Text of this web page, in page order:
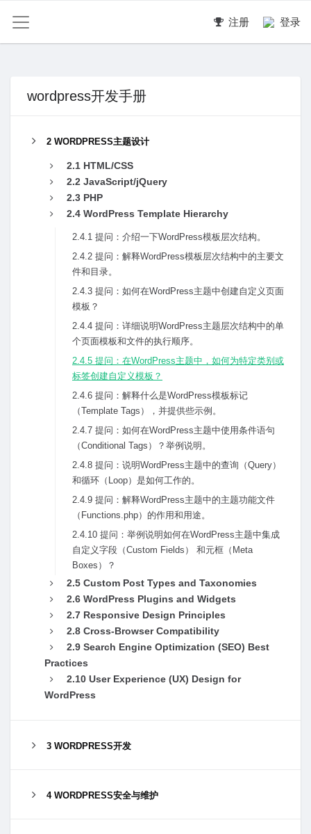
注册 登录
wordpress开发手册
2 WORDPRESS主题设计
2.1 HTML/CSS
2.2 JavaScript/jQuery
2.3 PHP
2.4 WordPress Template Hierarchy
2.4.1 提问：介绍⼀下WordPress模板层次结构。
2.4.2 提问：解释WordPress模板层次结构中的主要⽂
件和⽬录。
2.4.3 提问：如何在WordPress主题中创建⾃定义页⾯
模板？
2.4.4 提问：详细说明WordPress主题层次结构中的单
个页⾯模板和⽂件的执⾏顺序。
2.4.5 提问：在WordPress主题中，如何为特定类别或
标签创建⾃定义模板？
2.4.6 提问：解释什么是WordPress模板标记
（Template Tags），并提供些⽰例。
2.4.7 提问：如何在WordPress主题中使⽤条件语句
（Conditional Tags）？举例说明。
2.4.8 提问：说明WordPress主题中的查询（Query）
和循环（Loop）是如何⼯作的。
2.4.9 提问：解释WordPress主题中的主题功能⽂件
（Functions.php）的作⽤和⽤途。
2.4.10 提问：举例说明如何在WordPress主题中集成
⾃定义字段（Custom Fields） 和元框（Meta
Boxes）？
2.5 Custom Post Types and Taxonomies
2.6 WordPress Plugins and Widgets
2.7 Responsive Design Principles
2.8 Cross-Browser Compatibility
2.9 Search Engine Optimization (SEO) Best
Practices
2.10 User Experience (UX) Design for
WordPress
3 WORDPRESS开发
4 WORDPRESS安全与维护